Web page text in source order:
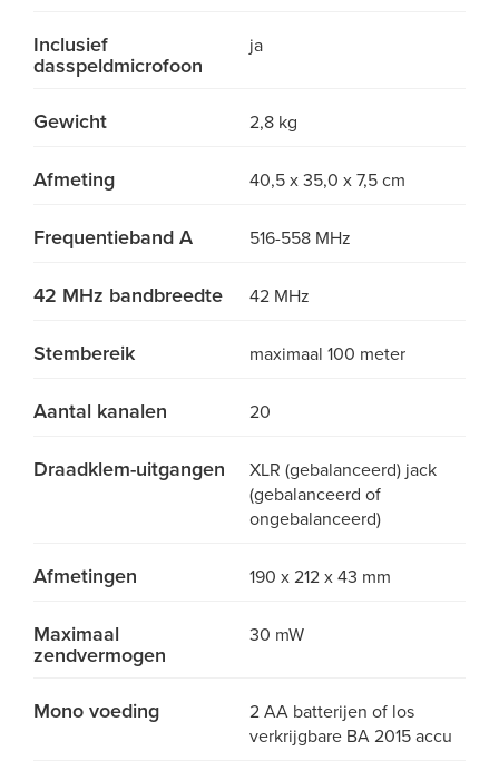
Inclusief
dasspeldmicrofoon
ja
Gewicht 2,8 kg
Afmeting 40,5 x 35,0 x 7,5 cm
Frequentieband A 516-558 MHz
42 MHz bandbreedte 42 MHz
Stembereik maximaal 100 meter
Aantal kanalen 20
Draadklem-uitgangen
XLR (gebalanceerd) jack
(gebalanceerd of
ongebalanceerd)
Afmetingen 190 x 212 x 43 mm
Maximaal
zendvermogen
30 mW
Mono voeding
2 AA batterijen of los
verkrijgbare BA 2015 accu